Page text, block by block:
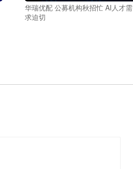
华瑞优配 公募机构秋招忙 AI人才需
求迫切